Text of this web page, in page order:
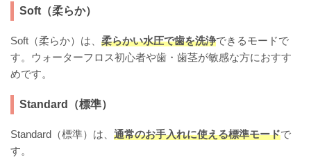
Soft（柔らか）
Soft（柔らか）は、 柔らかい水圧で歯を洗浄できるモードで
す。ウォーターフロス初心者や歯・歯茎が敏感な方におすす
めです。
Standard（標準）
Standard（標準）は、 通常のお手入れに使える標準モードで
す。